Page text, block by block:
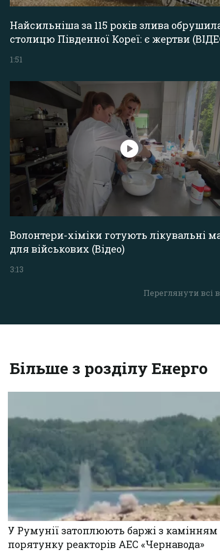
Переглянути всі
Найсильніша за 115 років злива
столицю Південної Кореї: є жертви
1:51
Волонтери-хіміки готують лікувальні
для військових (Відео)
3:13
Більше з розділу Енерго
У Румунії затоплюють баржі з
порятунку реакторів АЕС «Чернавода»